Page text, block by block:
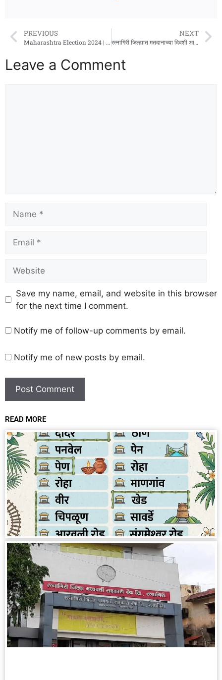
PREVIOUS
Maharashtra Election 2024 | राज्यभरात भरारी पथकांकडून सहा हजार वाहनांची तपासणी
NEXT
रत्नागिरी जिल्ह्यात मतदानाच्या दिवशी आठवडा बाजार राहणार बंद
Leave a Comment
Save my name, email, and website in this browser
for the next time I comment.
Notify me of follow-up comments by email.
Notify me of new posts by email.
READ MORE